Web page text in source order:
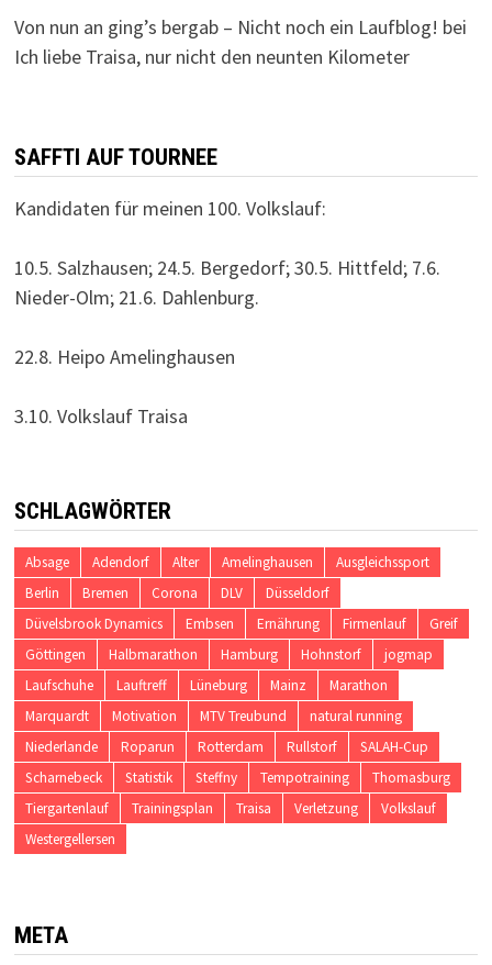
Von nun an ging’s bergab – Nicht noch ein Laufblog! bei
Ich liebe Traisa, nur nicht den neunten Kilometer
SAFFTI AUF TOURNEE
Kandidaten für meinen 100. Volkslauf:
10.5. Salzhausen; 24.5. Bergedorf; 30.5. Hittfeld; 7.6.
Nieder-Olm; 21.6. Dahlenburg.
22.8. Heipo Amelinghausen
3.10. Volkslauf Traisa
SCHLAGWÖRTER
Absage Adendorf Alter Amelinghausen
Ausgleichssport
Berlin
Bremen Corona DLV
Düsseldorf
Düvelsbrook Dynamics
Embsen Ernährung Firmenlauf
Greif
Göttingen
Halbmarathon Hamburg Hohnstorf
jogmap
Laufschuhe
Lauftreff Lüneburg Mainz
Marathon
Marquardt
Motivation MTV Treubund
natural running
Niederlande
Roparun Rotterdam Rullstorf
SALAH-Cup
Scharnebeck
Statistik Steffny Tempotraining
Thomasburg
Tiergartenlauf
Trainingsplan Traisa Verletzung
Volkslauf
Westergellersen
META